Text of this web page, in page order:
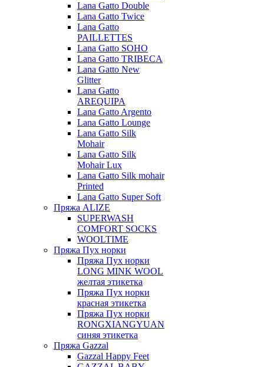
Lana Gatto Double
Lana Gatto Twice
Lana Gatto
PAILLETTES
Lana Gatto SOHO
Lana Gatto TRIBECA
Lana Gatto New
Glitter
Lana Gatto
AREQUIPA
Lana Gatto Argento
Lana Gatto Lounge
Lana Gatto Silk
Mohair
Lana Gatto Silk
Mohair Lux
Lana Gatto Silk mohair
Printed
Lana Gatto Super Soft
Пряжа ALIZE
SUPERWASH
COMFORT SOCKS
WOOLTIME
Пряжа Пух норки
Пряжа Пух норки
LONG MINK WOOL
желтая этикетка
Пряжа Пух норки
красная этикетка
Пряжа Пух норки
RONGXIANGYUAN
синяя этикетка
Пряжа Gazzal
Gazzal Happy Feet